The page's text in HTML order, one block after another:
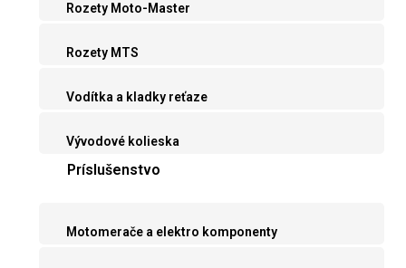
Rozety Moto-Master
Rozety MTS
Vodítka a kladky reťaze
Vývodové kolieska
Príslušenstvo
Motomerače a elektro komponenty